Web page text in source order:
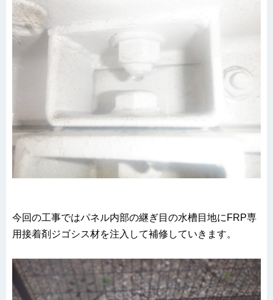
今回の工事ではパネル内部の継ぎ目の水槽目地にFRP専
用接着剤ジゴシス材を注入して補修していきます。